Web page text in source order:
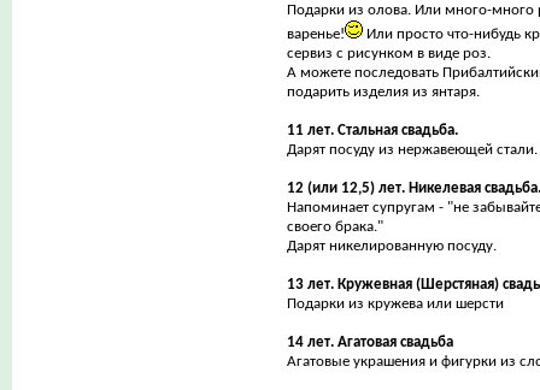
Подарки из олова. Или много-много
варенье!
Или просто что-нибудь
сервиз с рисунком в виде роз.
А можете последовать
подарить изделия из янтаря.
11 лет. Стальная свадьба.
Дарят посуду из нержавеющей стали.
12 (или 12,5) лет. Никелевая свадьба.
Напоминает супругам - "не
своего брака."
Дарят никелированную посуду.
13 лет. Кружевная (Шерстяная)
Подарки из кружева или шерсти
14 лет. Агатовая свадьба
Агатовые украшения и фигурки из